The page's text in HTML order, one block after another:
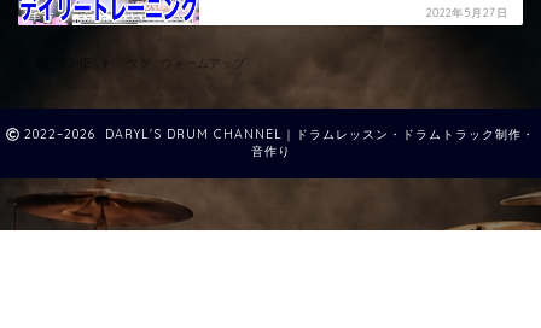
2022年5月27日
タグ : ウォームアップ
2022–2026 DARYL'S DRUM CHANNEL｜ドラムレッスン・ドラムトラック制作・
音作り